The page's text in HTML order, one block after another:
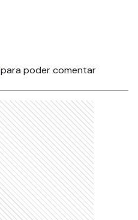
para poder comentar